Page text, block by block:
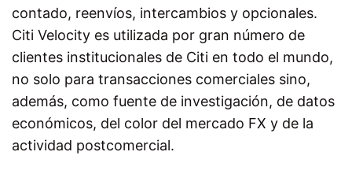
contado, reenvíos, intercambios y opcionales.
Citi Velocity es utilizada por gran número de
clientes institucionales de Citi en todo el mundo,
no solo para transacciones comerciales sino,
además, como fuente de investigación, de datos
económicos, del color del mercado FX y de la
actividad postcomercial.